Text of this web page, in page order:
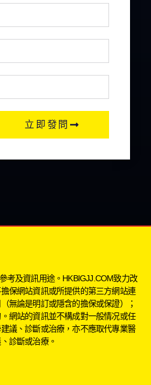
立即發問
考及資訊用途。HKBIGJJ.COM致力改
保網站資訊或所提供的第三方網站連
無論是明訂或隱含的擔保或保證）；
網站的資訊並不構成對一般情况或任
議、診斷或治療，亦不應取代專業醫
診斷或治療。